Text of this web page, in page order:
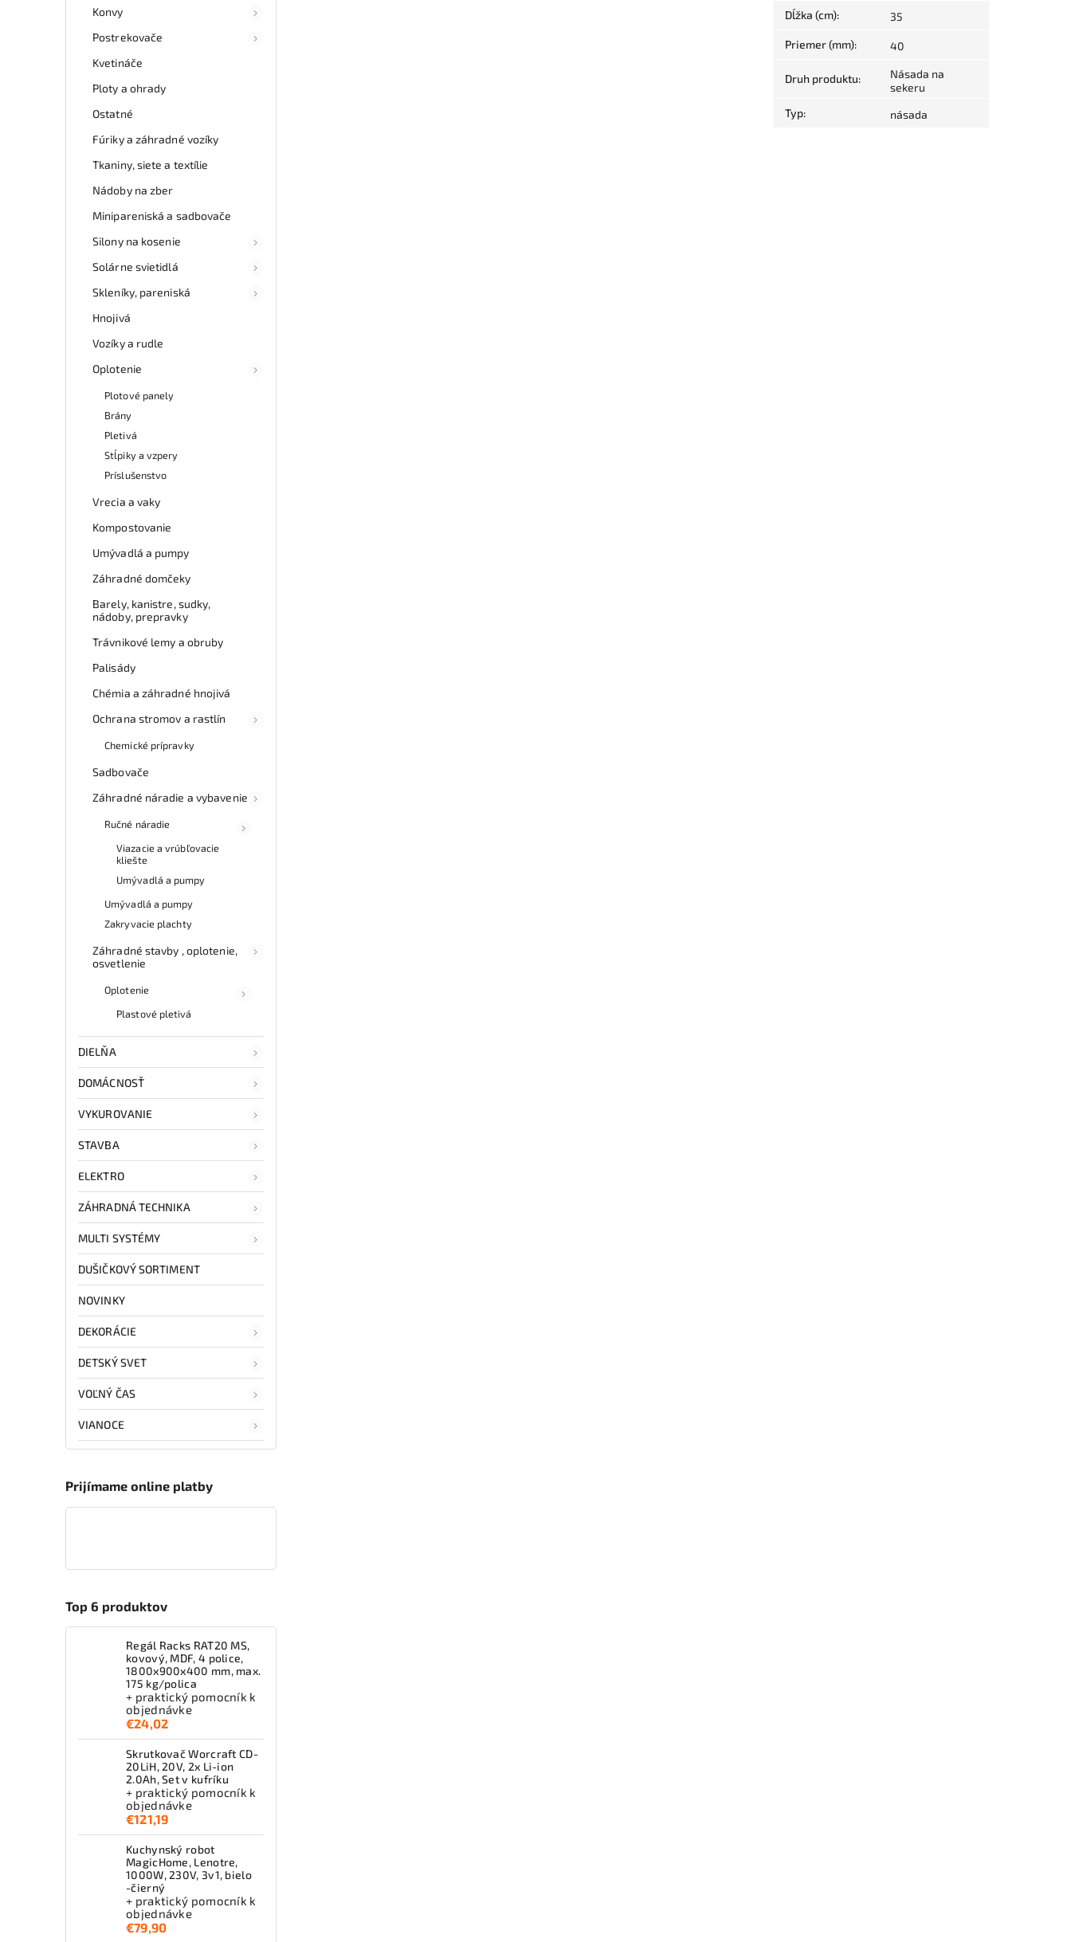
Konvy
Postrekovače
Kvetináče
Ploty a ohrady
Ostatné
Fúriky a záhradné vozíky
Tkaniny, siete a textílie
Nádoby na zber
Minipareniská a sadbovače
Silony na kosenie
Solárne svietidlá
Skleníky, pareniská
Hnojivá
Vozíky a rudle
Oplotenie
Plotové panely
Brány
Pletivá
Stĺpiky a vzpery
Príslušenstvo
Vrecia a vaky
Kompostovanie
Umývadlá a pumpy
Záhradné domčeky
Barely, kanistre, sudky,
nádoby, prepravky
Trávnikové lemy a obruby
Palisády
Chémia a záhradné hnojivá
Ochrana stromov a rastlín
Chemické prípravky
Sadbovače
Záhradné náradie a vybavenie
Ručné náradie
Viazacie a vrúbľovacie
kliešte
Umývadlá a pumpy
Umývadlá a pumpy
Zakryvacie plachty
Záhradné stavby , oplotenie,
osvetlenie
Oplotenie
Plastové pletivá
DIELŇA
DOMÁCNOSŤ
VYKUROVANIE
STAVBA
ELEKTRO
ZÁHRADNÁ TECHNIKA
MULTI SYSTÉMY
DUŠIČKOVÝ SORTIMENT
NOVINKY
DEKORÁCIE
DETSKÝ SVET
VOĽNÝ ČAS
VIANOCE
Prijímame online platby
Top 6 produktov
Regál Racks RAT20 MS,
kovový, MDF, 4 police,
1800x900x400 mm, max.
175 kg/polica
+ praktický pomocník k
objednávke
€24,02
Skrutkovač Worcraft CD-
20LiH, 20V, 2x Li-ion
2.0Ah, Set v kufríku
+ praktický pomocník k
objednávke
€121,19
Kuchynský robot
MagicHome, Lenotre,
1000W, 230V, 3v1, bielo
-čierný
+ praktický pomocník k
objednávke
€79,90
Dĺžka (cm): 35
Priemer (mm): 40
Druh produktu:
Násada na
sekeru
Typ: násada